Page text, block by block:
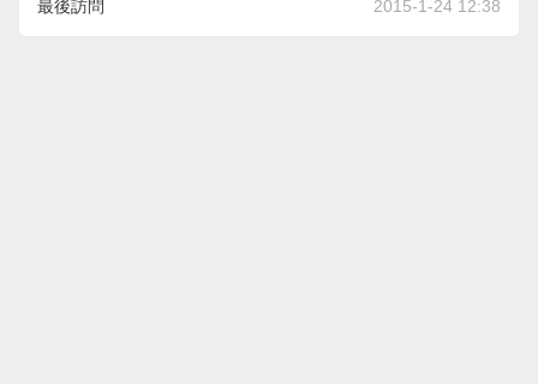
最後訪問 2015-1-24 12:38